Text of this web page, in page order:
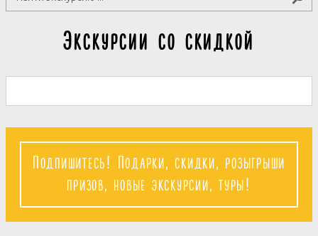
Экскурсии со скидкой
Подпишитесь! Подарки, скидки, розыгрыши
призов, новые экскурсии, туры!